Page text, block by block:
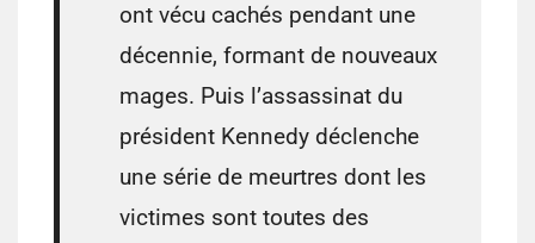
ont vécu cachés pendant une
décennie, formant de nouveaux
mages. Puis l’assassinat du
président Kennedy déclenche
une série de meurtres dont les
victimes sont toutes des